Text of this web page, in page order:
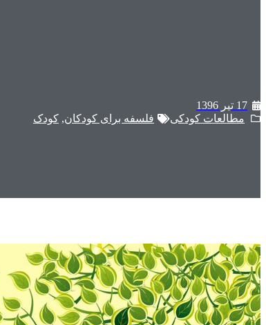
17 تیر 1396
مطالعات کودکی
فلسفه برای کودکان, کودک